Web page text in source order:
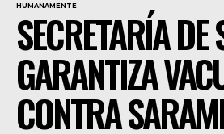
HUMANAMENTE
SECRETARÍA DE
GARANTIZA
CONTRA